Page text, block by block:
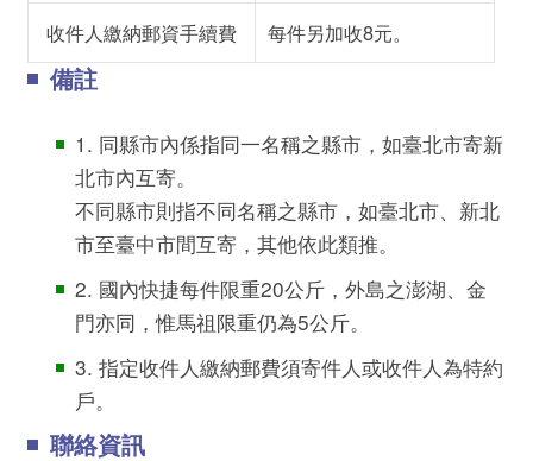
收件人繳納郵資手續費 每件另加收8元。
備註
1. 同縣市內係指同一名稱之縣市，如臺北市寄新
北市內互寄。
不同縣市則指不同名稱之縣市，如臺北市、新北
市至臺中市間互寄，其他依此類推。
2. 國內快捷每件限重20公斤，外島之澎湖、金
門亦同，惟馬祖限重仍為5公斤。
3. 指定收件人繳納郵費須寄件人或收件人為特約
戶。
聯絡資訊